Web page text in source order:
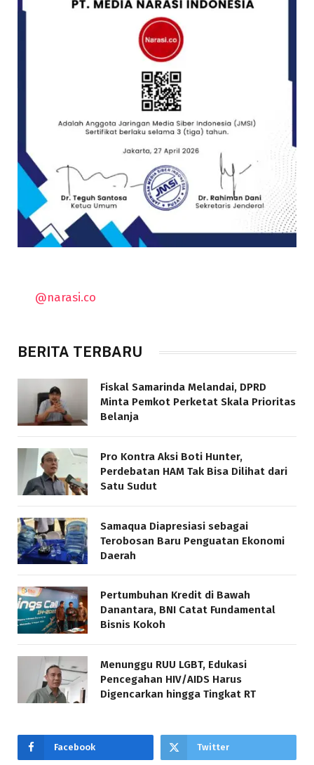
@narasi.co
BERITA TERBARU
Fiskal Samarinda Melandai, DPRD
Minta Pemkot Perketat Skala Prioritas
Belanja
Pro Kontra Aksi Boti Hunter,
Perdebatan HAM Tak Bisa Dilihat dari
Satu Sudut
Samaqua Diapresiasi sebagai
Terobosan Baru Penguatan Ekonomi
Daerah
Pertumbuhan Kredit di Bawah
Danantara, BNI Catat Fundamental
Bisnis Kokoh
Menunggu RUU LGBT, Edukasi
Pencegahan HIV/AIDS Harus
Digencarkan hingga Tingkat RT
Facebook Twitter